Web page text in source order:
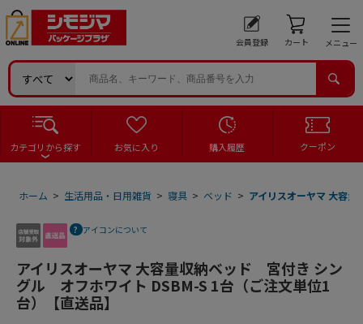
会員登録 カート メニュー
カテゴリから探す お気に入り 購入履歴 クーポン
ホーム > 生活用品・日用雑貨 > 寝具 > ベッド > アイリスオーヤマ 大容
アイコンについて
アイリスオーヤマ 大容量収納ベッド 宮付き シン
グル オフホワイト DSBM-S 1台（ご注文単位1
台）【直送品】